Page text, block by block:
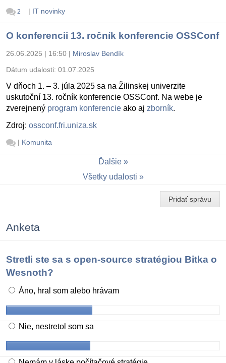
2 | IT novinky
O konferencii 13. ročník konferencie OSSConf
26.06.2025 | 16:50 | Miroslav Bendík
Dátum udalosti: 01.07.2025
V dňoch 1. – 3. júla 2025 sa na Žilinskej univerzite
uskutoční 13. ročník konferencie OSSConf. Na webe je
zverejnený program konferencie ako aj zborník.
Zdroj: ossconf.fri.uniza.sk
| Komunita
Ďalšie
Všetky udalosti
Pridať správu
Anketa
Stretli ste sa s open-source stratégiou Bitka o
Wesnoth?
Áno, hral som alebo hrávam
Nie, nestretol som sa